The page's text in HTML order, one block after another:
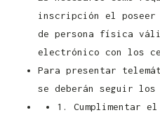
inscripción el
de persona física
electrónico con los
Para presentar
se deberán seguir los
1. Cumplimentar el